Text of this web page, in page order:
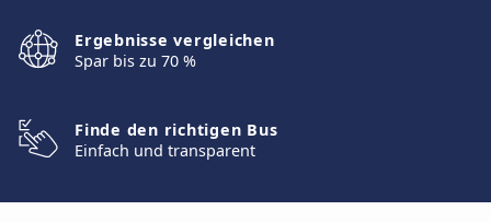
Ergebnisse vergleichen
Spar bis zu 70 %
Finde den richtigen Bus
Einfach und transparent